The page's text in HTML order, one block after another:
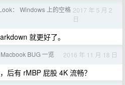
： Windows 上的空格 2017 年 5 月 2
日
就更好了。
BUG 一览 2016 年 11 月 18 日
后有 rMBP 屁股 4K 流畅？